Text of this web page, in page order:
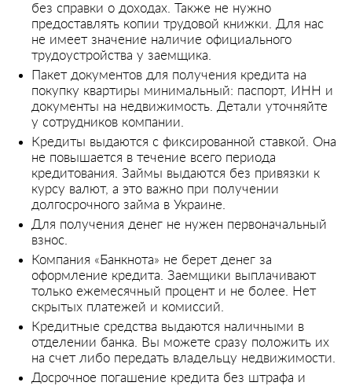
без справки о доходах. Также не нужно
предоставлять копии трудовой книжки. Для нас
не имеет значение наличие официального
трудоустройства у заемщика.
Пакет документов для получения кредита на
покупку квартиры минимальный: паспорт, ИНН и
документы на недвижимость. Детали уточняйте
у сотрудников компании.
Кредиты выдаются с фиксированной ставкой. Она
не повышается в течение всего периода
кредитования. Займы выдаются без привязки к
курсу валют, а это важно при получении
долгосрочного займа в Украине.
Для получения денег не нужен первоначальный
взнос.
Компания «Банкнота» не берет денег за
оформление кредита. Заемщики выплачивают
только ежемесячный процент и не более. Нет
скрытых платежей и комиссий.
Кредитные средства выдаются наличными в
отделении банка. Вы можете сразу положить их
на счет либо передать владельцу недвижимости.
Досрочное погашение кредита без штрафа и